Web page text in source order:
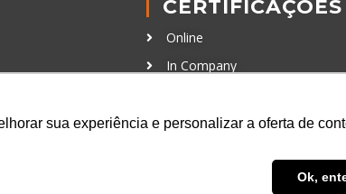
sua experiência e personalizar a oferta de
Ok,
CERTIFICAÇÕES
Online
In Company
Certificações